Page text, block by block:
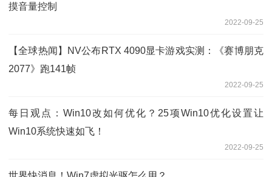
摸音量控制
2022-09-25
【全球热闻】NV公布RTX 4090显卡游戏实测：《赛博朋克
2077》跑141帧
2022-09-25
每日观点：Win10改如何优化？25项Win10优化设置让
Win10系统快速如飞！
2022-09-25